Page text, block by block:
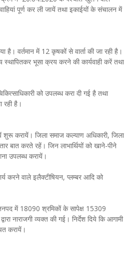
पूर्ण कर ली जायें तथा इकाईयों के संचालन में
वर्तमान में 12 कृषकों से वार्ता की जा रही है।
भूसा क्रय करने की कार्यवाही करें तथा
को उपलब्ध करा दी गई है तथा
है।
शुरू करायें। जिला समाज कल्याण अधिकारी, जिला
बात करते रहें। जिन लाभार्थियों को खाने-पीने
उपलब्ध करायें।
करने वाले इलैक्टीषियन, प्लम्बर आदि को
में 18090 श्रमिकों के सापेक्ष 15309
नाराजगी व्यक्त की गई। निर्देश दिये कि आगामी
करायें।